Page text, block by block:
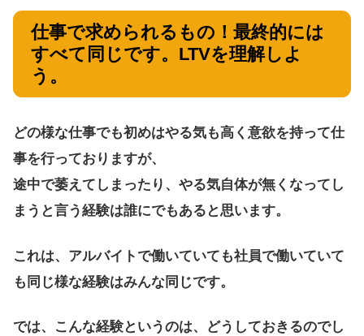
仕事で求められるもの！最終的には
すべて同じです。LTVを理解しよ
う。
どの様な仕事でも初めはやる気も高く意欲を持って仕
事を行っておりますが、
途中で萎えてしまったり、やる気自体が無くなってし
まうと言う経験は誰にでもあると思います。
これは、アルバイトで働いていても社員で働いていて
も同じ様な経験はみんな同じです。
では、こんな経験というのは、どうしておきるのでし